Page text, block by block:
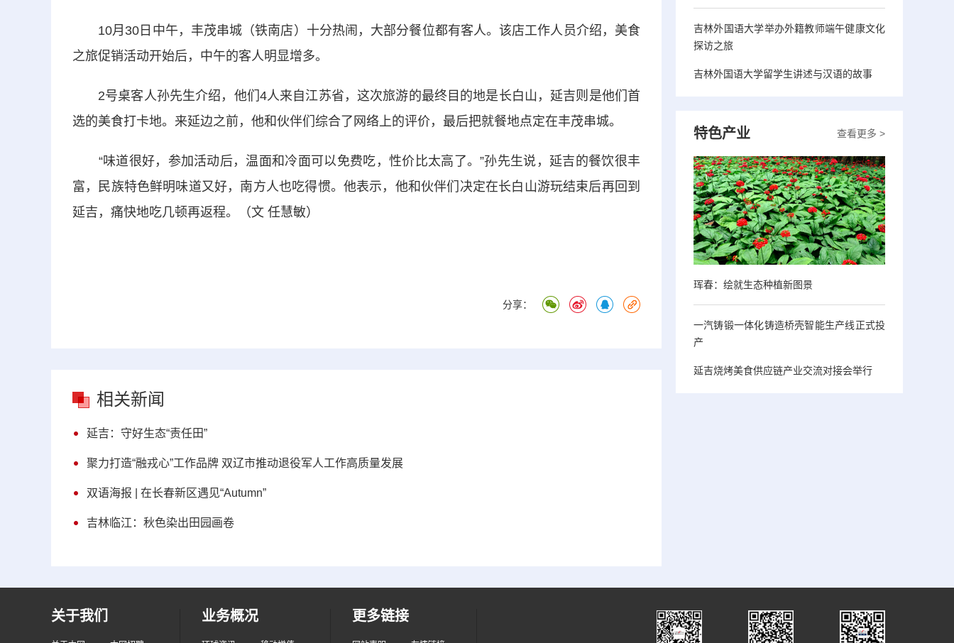
10月30日中午，丰茂串城（铁南店）十分热闹，大部分餐位都有客人。该店工作人员介绍，美食
之旅促销活动开始后，中午的客人明显增多。
2号桌客人孙先生介绍，他们4人来自江苏省，这次旅游的最终目的地是长白山，延吉则是他们首
选的美食打卡地。来延边之前，他和伙伴们综合了网络上的评价，最后把就餐地点定在丰茂串城。
“味道很好，参加活动后，温面和冷面可以免费吃，性价比太高了。”孙先生说，延吉的餐饮很丰
富，民族特色鲜明味道又好，南方人也吃得惯。他表示，他和伙伴们决定在长白山游玩结束后再回到
延吉，痛快地吃几顿再返程。（文 任慧敏）
分享：
相关新闻
延吉：守好生态“责任田”
聚力打造“融戎心”工作品牌 双辽市推动退役军人工作高质量发展
双语海报 | 在长春新区遇见“Autumn”
吉林临江：秋色染出田园画卷
吉林外国语大学举办外籍教师端午健康文化
探访之旅
吉林外国语大学留学生讲述与汉语的故事
查看更多 >
特色产业
珲春：绘就生态种植新图景
一汽铸锻一体化铸造桥壳智能生产线正式投
产
延吉烧烤美食供应链产业交流对接会举行
关于我们 业务概况 更多链接